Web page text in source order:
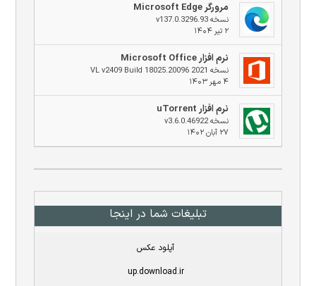
مرورگر Microsoft Edge
نسخه v137.0.3296.93
۲ تیر ۱۴۰۴
نرم افزار Microsoft Office
نسخه 2021 VL v2409 Build 18025.20096
۴ مهر ۱۴۰۳
نرم افزار uTorrent
نسخه v3.6.0.46922
۲۷ آبان ۱۴۰۲
تبلیغات شما در اینجا
آپلود عکس
up.download.ir